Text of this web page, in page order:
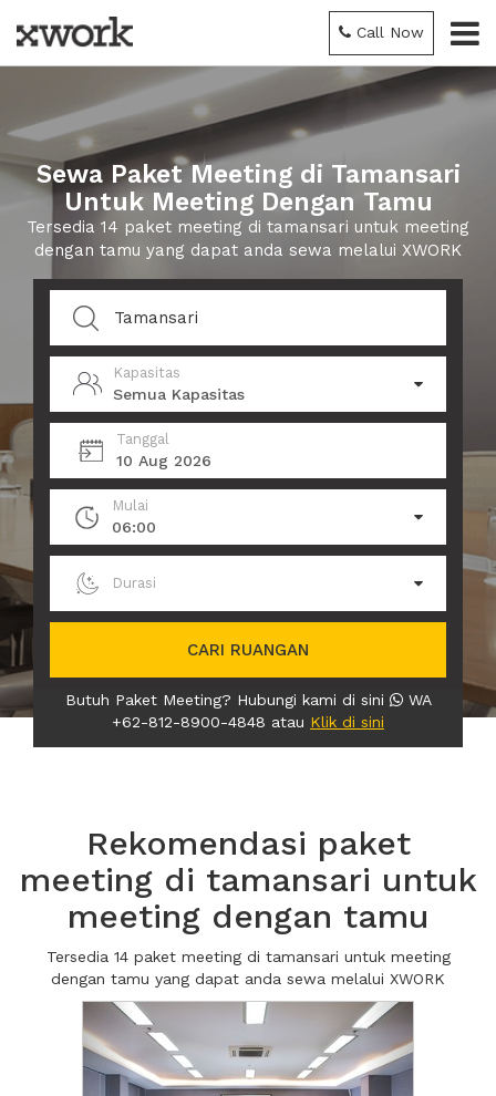
Call Now
Sewa Paket Meeting di Tamansari
Untuk Meeting Dengan Tamu
Tersedia 14 paket meeting di tamansari untuk meeting
dengan tamu yang dapat anda sewa melalui XWORK
Kapasitas
Semua Kapasitas
Tanggal
10 Aug 2026
Mulai
06:00
Durasi
CARI RUANGAN
Butuh Paket Meeting? Hubungi kami di sini
WA
+62-812-8900-4848 atau Klik di sini
Rekomendasi paket
meeting di tamansari untuk
meeting dengan tamu
Tersedia 14 paket meeting di tamansari untuk meeting
dengan tamu yang dapat anda sewa melalui XWORK
Previous Next2